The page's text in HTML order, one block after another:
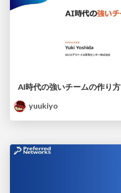
AI時代の強いチームの作り方
yuukiyo